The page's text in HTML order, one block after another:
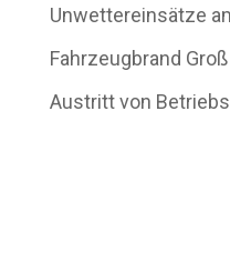
Unwettereinsätze
Fahrzeugbrand
Austritt von